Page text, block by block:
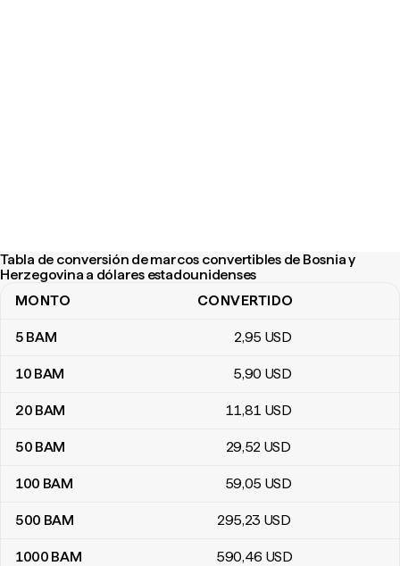
Tabla de conversión de marcos convertibles de Bosnia y
Herzegovina a dólares estadounidenses
Tabla de conversión de marcos convertibles de Bosnia y
MONTO CONVERTIDO
5 BAM 2,95 USD
10 BAM 5,90 USD
20 BAM 11,81 USD
50 BAM 29,52 USD
100 BAM 59,05 USD
500 BAM 295,23 USD
1000 BAM 590,46 USD